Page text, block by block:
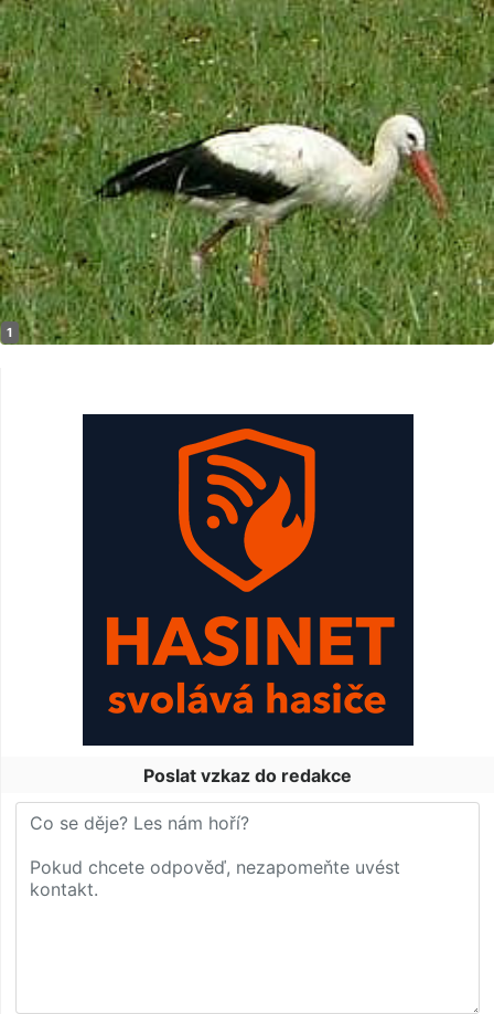
Poslat vzkaz do redakce